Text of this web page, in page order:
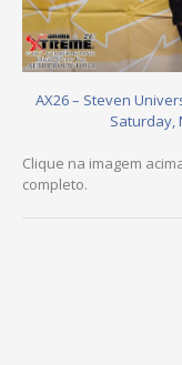
AX26 – Steven
Saturday,
Clique na imagem
completo.